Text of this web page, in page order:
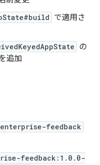
で適用さ
の
追加
feedback
feedback:1.0.0-